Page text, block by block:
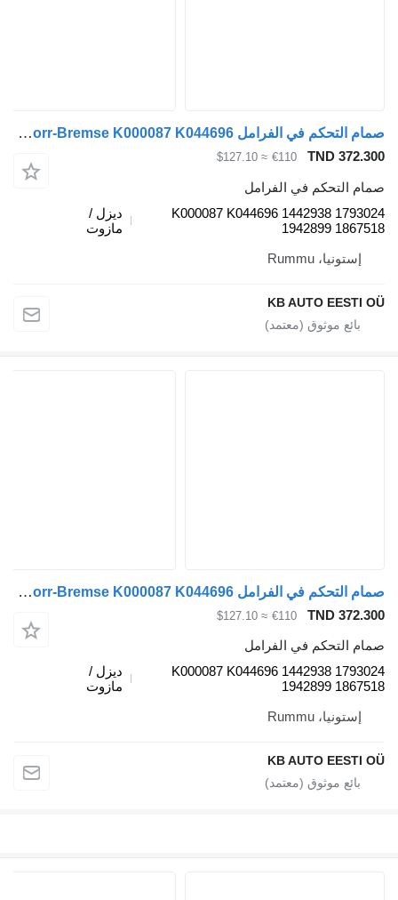
صمام التحكم في الفرامل Knorr-Bremse K000087 K044696 لـ الشاحنات Scania P,G,R,T-series (2004-2017)
TND
€110
≈ $127.10
التحكم في الفرامل
K000087 K044696 1442938
1942899
ديزل /
مازوت
إستونيا، Rummu
KB AUTO EESTI
صمام التحكم في الفرامل Knorr-Bremse K000087 K044696 لـ الشاحنات Scania P,G,R,T-series (2004-2017)
TND
€110
≈ $127.10
التحكم في الفرامل
K000087 K044696 1442938
1942899
ديزل /
مازوت
إستونيا، Rummu
KB AUTO EESTI